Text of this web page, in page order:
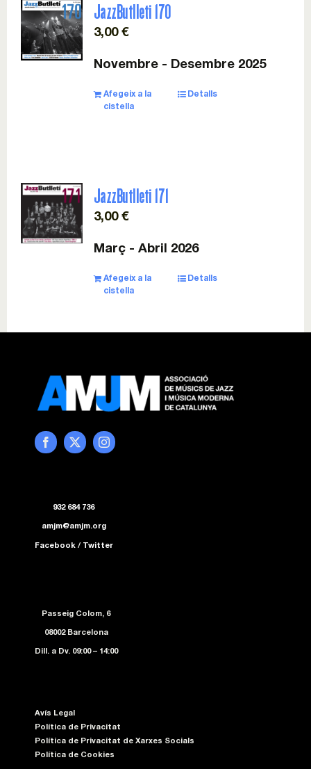
JazzButlleti 170
3,00 €
Novembre - Desembre 2025
Afegeix a la
cistella
Detalls
JazzButlleti 171
3,00 €
Març - Abril 2026
Afegeix a la
cistella
Detalls
932 684 736
amjm@amjm.org
Facebook/ Twitter
Passeig Colom, 6
08002 Barcelona
Dill. a Dv. 09:00 – 14:00
Avís Legal
Política de Privacitat
Política de Privacitat de Xarxes Socials
Política de Cookies